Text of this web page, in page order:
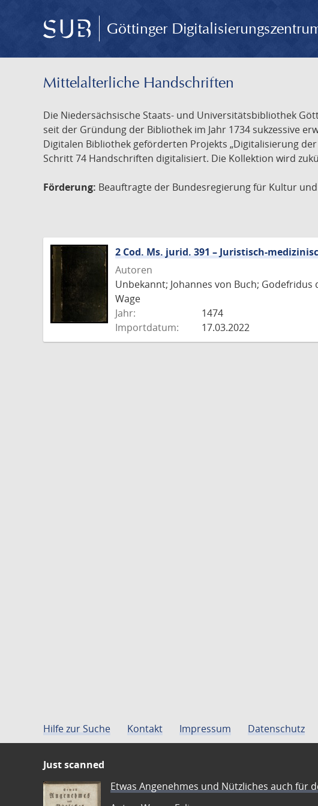
Göttinger
Mittelalterliche Handschriften
Die Niedersächsische Staats- und Universitätsbibliothek
seit der Gründung der Bibliothek im Jahr 1734 sukzessive
Digitalen Bibliothek geförderten Projekts „Digitalisierung
Schritt 74 Handschriften digitalisiert. Die Kollektion wird
Förderung: Beauftragte der Bundesregierung für Kultur
2 Cod. Ms. jurid. 391 – Juristisch-
Autoren
Unbekannt; Johannes von Buch;
Wage
Jahr:
1474
Importdatum:
17.03.2022
Hilfe zur Suche Kontakt Impressum Datenschutz
Just scanned
Etwas Angenehmes und Nützliches auch für